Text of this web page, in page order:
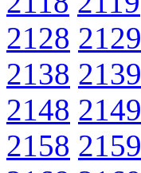
2128 2129
2138 2139
2148 2149
2158 2159